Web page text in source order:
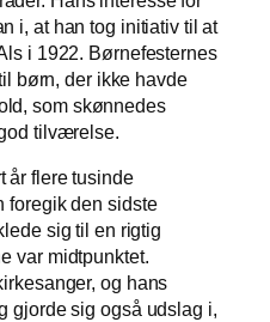
i, at han tog initiativ til at
i 1922. Børnefesternes
børn, der ikke havde
som skønnedes
tilværelse.
år flere tusinde
foregik den sidste
sig til en rigtig
var midtpunktet.
og hans
gjorde sig også udslag i,